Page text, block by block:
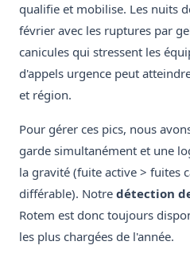
qualifie et mobilise. Les nuits
février avec les ruptures par
canicules qui stressent les
d'appels urgence peut
et région.
Pour gérer ces pics, nous
garde simultanément et une
la gravité (fuite active > fuites
différable). Notre détection
Rotem est donc toujours
les plus chargées de l'année.